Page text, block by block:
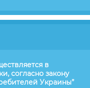
в
согласно закону
Украины”